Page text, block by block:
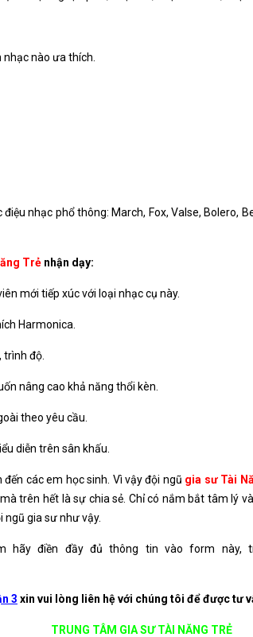
nào ưa thích.
nhạc phổ thông: March, Fox, Valse, Bolero,
Trẻ nhận dạy:
mới tiếp xúc với loại nhạc cụ này.
Harmonica.
độ.
nâng cao khả năng thổi kèn.
theo yêu cầu.
diễn trên sân khấu.
các em học sinh. Vì vậy đội ngũ gia sư Tài
trên hết là sự chia sẻ. Chỉ có nắm bắt tâm lý
ngũ gia sư như vậy.
hãy điền đầy đủ thông tin vào form này,
3 xin vui lòng liên hệ với chúng tôi để được tư
TRUNG TÂM GIA SƯ TÀI NĂNG TRẺ